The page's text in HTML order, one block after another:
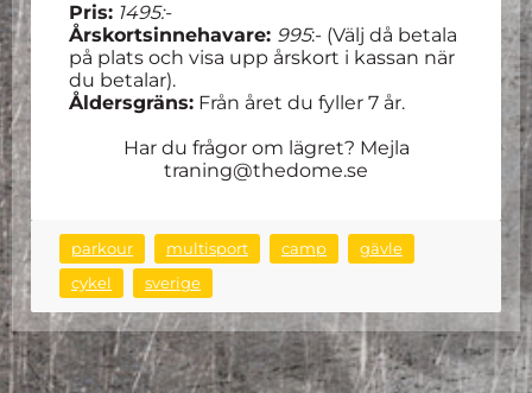
Pris: 1495:-
Årskortsinnehavare: 995:- (Välj då betala
på plats och visa upp årskort i kassan när
du betalar).
Åldersgräns: Från året du fyller 7 år.
Har du frågor om lägret? Mejla
traning@thedome.se
parkour multisport camp
gävle
cykel
sverige